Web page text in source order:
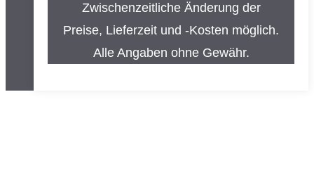
Zwischenzeitliche Änderung der
Preise, Lieferzeit und -Kosten möglich.
Alle Angaben ohne Gewähr.